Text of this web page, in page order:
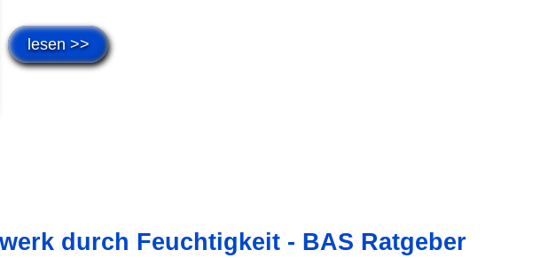
lesen >>
durch Feuchtigkeit - BAS Ratgeber